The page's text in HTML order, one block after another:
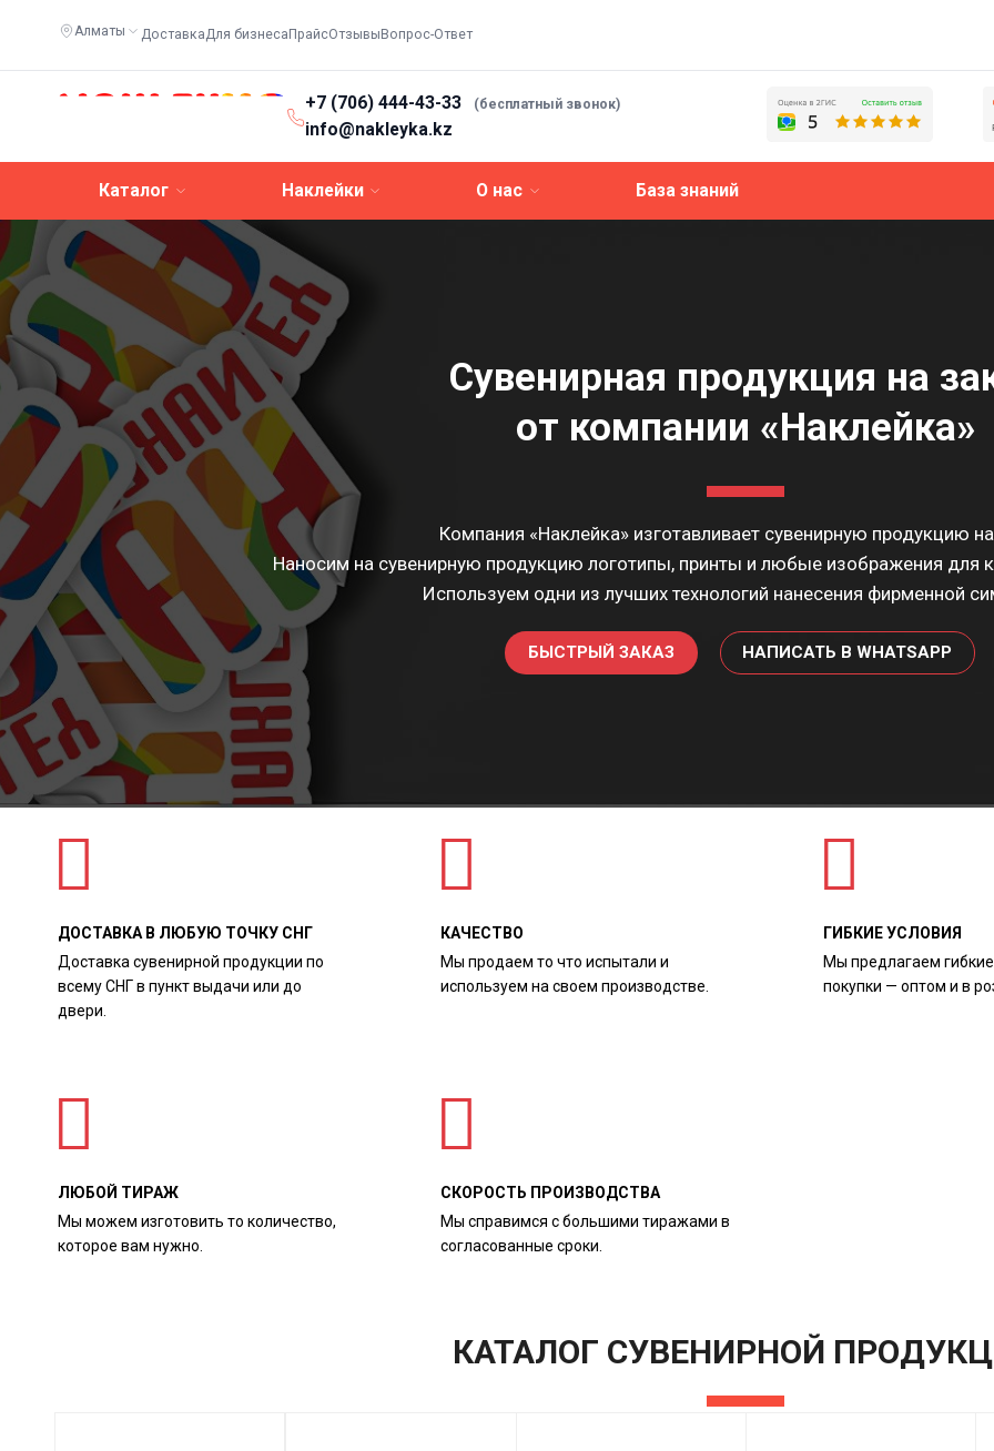
Алматы ДоставкаДля бизнеса ПрайсОтзывы Вопрос-Ответ
+7 (706) 444-43-33 (бесплатный звонок)
info@nakleyka.kz
Каталог Наклейки О нас База знаний
Сувенирная продукция на
от компании «Наклейка»‎
Компания «Наклейка»‎ изготавливает сувенирную продукцию
Наносим на сувенирную продукцию логотипы, принты и любые изображения для
Используем одни из лучших технологий нанесения фирменной
БЫСТРЫЙ ЗАКАЗ НАПИСАТЬ В WHATSAPP
ДОСТАВКА В ЛЮБУЮ ТОЧКУ СНГ
Доставка сувенирной продукции по
всему СНГ в пункт выдачи или до
двери.
КАЧЕСТВО
Мы продаем то что испытали и
используем на своем производстве.
ГИБКИЕ УСЛОВИЯ
Мы предлагаем
покупки — оптом и в
ЛЮБОЙ ТИРАЖ
Мы можем изготовить то количество,
которое вам нужно.
СКОРОСТЬ ПРОИЗВОДСТВА
Мы справимся с большими тиражами в
согласованные сроки.
КАТАЛОГ СУВЕНИРНОЙ